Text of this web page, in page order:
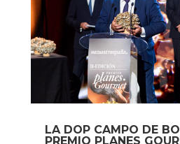
LA DOP CAMPO DE
PREMIO PLANES